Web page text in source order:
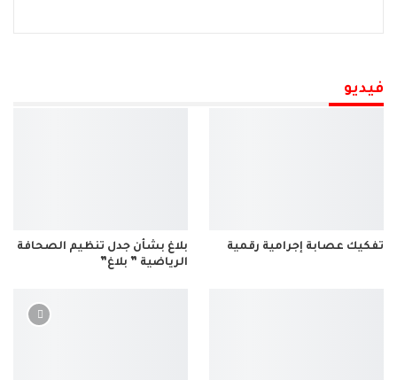
فيديو
تفكيك عصابة إجرامية رقمية
بلاغ بشأن جدل تنظيم الصحافة
الرياضية ” بلاغ”